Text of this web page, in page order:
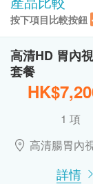
專科醫生及
務、尖端影
一個安全、
專業指引，
防控等均以
完整與安全
晰了解服務
序，病人檢
本內視鏡
生認為不
$500作為
內視鏡檢
所抽取瘜
於本中心
免責聲明：
途。當閣
星期六：
星期日及公眾
電話: 2130
Whatsapp: 5237
按下項目比較按鈕
高清HD 胃內
套餐
1 項
高清腸胃內
詳情